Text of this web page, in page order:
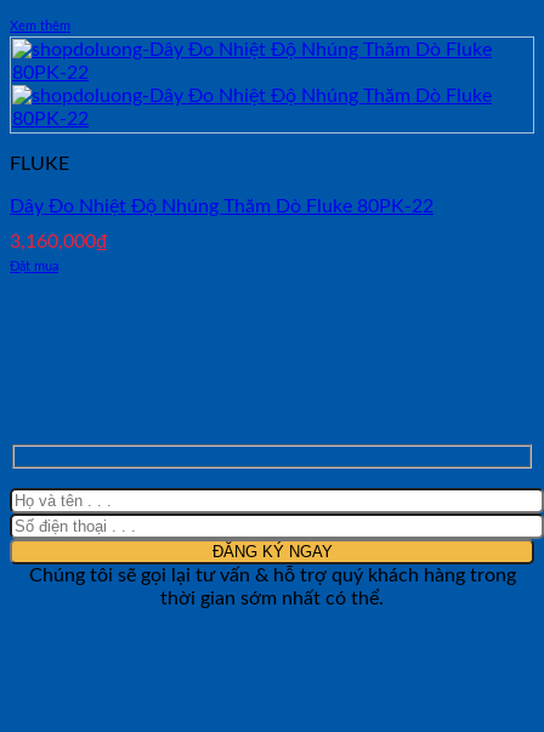
Xem thêm
FLUKE
Dây Đo Nhiệt Độ Nhúng Thăm Dò Fluke 80PK-22
3,160,000₫
Đặt mua
Chúng tôi sẽ gọi lại tư vấn & hỗ trợ quý khách hàng trong
thời gian sớm nhất có thể.